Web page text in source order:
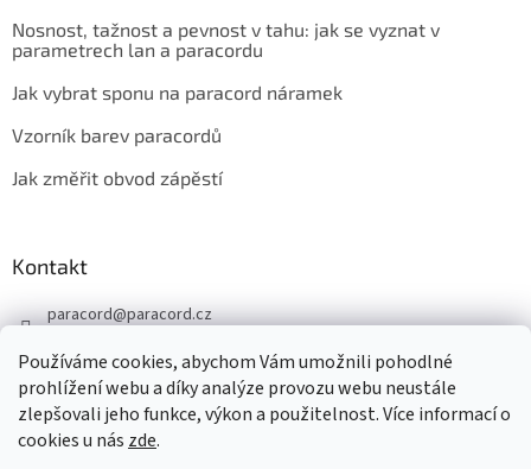
Používáme cookies, abychom Vám umožnili pohodlné
prohlížení webu a díky analýze provozu webu neustále
zlepšovali jeho funkce, výkon a použitelnost. Více informací o
cookies u nás zde.
Nosnost, tažnost a pevnost v tahu: jak se vyznat v
parametrech lan a paracordu
Jak vybrat sponu na paracord náramek
Vzorník barev paracordů
Jak změřit obvod zápěstí
Kontakt
paracord@paracord.cz
+420 603 230 467
Sledujte nás také na facebooku
paracord.cz